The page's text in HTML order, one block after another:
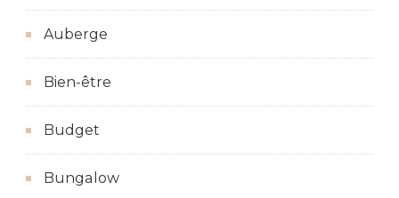
Auberge
Bien-être
Budget
Bungalow